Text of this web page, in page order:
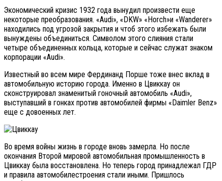
Экономический кризис 1932 года вынудил произвести еще
некоторые преобразования. «Audi», «DKW» «Horch»и «Wanderer»
находились под угрозой закрытия и чтоб этого избежать были
вынуждены объединиться. Символом этого слияния стали
четыре объединенных кольца, которые и сейчас служат знаком
корпорации «Audi».
Известный во всем мире Фердинанд Порше тоже внес вклад в
автомобильную историю города. Именно в Цвиккау он
сконструировал знаменитый гоночный автомобиль «Audi»,
выступавший в гонках против автомобилей фирмы «Daimler Benz»
еще с довоенных лет.
Во время войны жизнь в городе вновь замерла. Но после
окончания Второй мировой автомобильная промышленность в
Цвиккау была восстановлена. Но теперь город принадлежал ГДР
и правила автомобилестроения стали иными. Пришлось